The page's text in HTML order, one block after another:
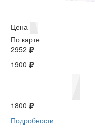
Цена
По карте
2952
1900
1800
Подробности